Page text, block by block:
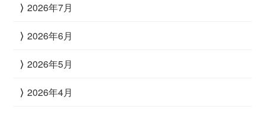
2026年7月
2026年6月
2026年5月
2026年4月